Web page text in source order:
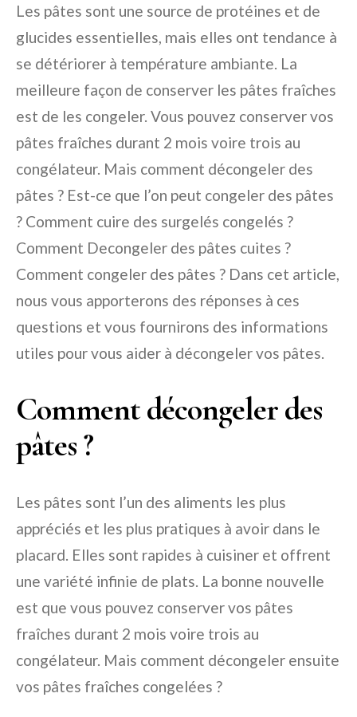
Les pâtes sont une source de protéines et de
glucides essentielles, mais elles ont tendance à
se détériorer à température ambiante. La
meilleure façon de conserver les pâtes fraîches
est de les congeler. Vous pouvez conserver vos
pâtes fraîches durant 2 mois voire trois au
congélateur. Mais comment décongeler des
pâtes ? Est-ce que l’on peut congeler des pâtes
? Comment cuire des surgelés congelés ?
Comment Decongeler des pâtes cuites ?
Comment congeler des pâtes ? Dans cet article,
nous vous apporterons des réponses à ces
questions et vous fournirons des informations
utiles pour vous aider à décongeler vos pâtes.
Comment décongeler des
pâtes ?
Les pâtes sont l’un des aliments les plus
appréciés et les plus pratiques à avoir dans le
placard. Elles sont rapides à cuisiner et offrent
une variété infinie de plats. La bonne nouvelle
est que vous pouvez conserver vos pâtes
fraîches durant 2 mois voire trois au
congélateur. Mais comment décongeler ensuite
vos pâtes fraîches congelées ?